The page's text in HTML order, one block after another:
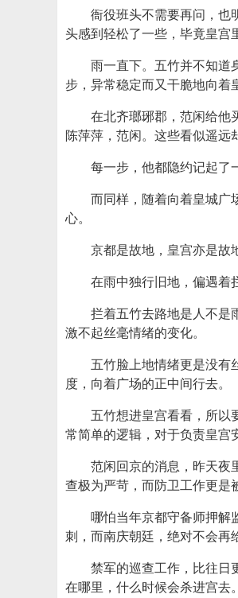
衙役班头不需要再问，也
头感到轻松了一些，毕竟皇宫
雨一直下。五竹并不知道
步，异常稳定而又干脆地向着
在北齐瑯琊郡，范闲给他
陈萍萍，范闲。这些看似遥远
每一步，他都隐约记起了
而同样，随着向着皇城
心。
京都是故地，皇宫亦是故
在雨中独行旧地，偏遇着
拦着五竹去路地是人不是
激不起丝毫情绪的变化。
五竹脸上地情绪更是没有
度，向着广场的正中间行去。
五竹想进皇宫看看，所以
常简单的逻辑，对于负责皇宫
范闲回京的消息，昨天夜
查极为严苛，而防卫工作更是
哪怕当年京都守备师押解
刺，而南庆朝廷，绝对不会再
禁军的巡查工作，比往日
在哪里，什么时候会杀进宫去。